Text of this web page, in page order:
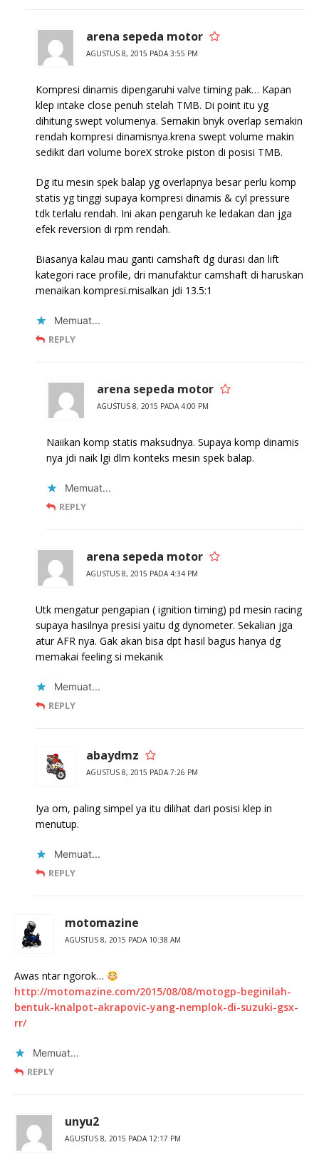
arena sepeda motor
AGUSTUS 8, 2015 PADA 3:55 PM
Kompresi dinamis dipengaruhi valve timing pak… Kapan
klep intake close penuh stelah TMB. Di point itu yg
dihitung swept volumenya. Semakin bnyk overlap semakin
rendah kompresi dinamisnya.krena swept volume makin
sedikit dari volume boreX stroke piston di posisi TMB.
Dg itu mesin spek balap yg overlapnya besar perlu komp
statis yg tinggi supaya kompresi dinamis & cyl pressure
tdk terlalu rendah. Ini akan pengaruh ke ledakan dan jga
efek reversion di rpm rendah.
Biasanya kalau mau ganti camshaft dg durasi dan lift
kategori race profile, dri manufaktur camshaft di haruskan
menaikan kompresi.misalkan jdi 13.5:1
Memuat...
REPLY
arena sepeda motor
AGUSTUS 8, 2015 PADA 4:00 PM
Naiikan komp statis maksudnya. Supaya komp dinamis
nya jdi naik lgi dlm konteks mesin spek balap.
Memuat...
REPLY
arena sepeda motor
AGUSTUS 8, 2015 PADA 4:34 PM
Utk mengatur pengapian ( ignition timing) pd mesin racing
supaya hasilnya presisi yaitu dg dynometer. Sekalian jga
atur AFR nya. Gak akan bisa dpt hasil bagus hanya dg
memakai feeling si mekanik
Memuat...
REPLY
abaydmz
AGUSTUS 8, 2015 PADA 7:26 PM
Iya om, paling simpel ya itu dilihat dari posisi klep in
menutup.
Memuat...
REPLY
motomazine
AGUSTUS 8, 2015 PADA 10:38 AM
Awas ntar ngorok…
http://motomazine.com/2015/08/08/motogp-beginilah-
bentuk-knalpot-akrapovic-yang-nemplok-di-suzuki-gsx-
rr/
Memuat...
REPLY
unyu2
AGUSTUS 8, 2015 PADA 12:17 PM